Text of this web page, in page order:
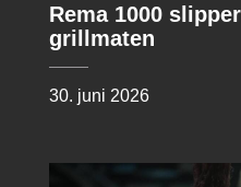
Rema 1000
grillmaten
30. juni 2026